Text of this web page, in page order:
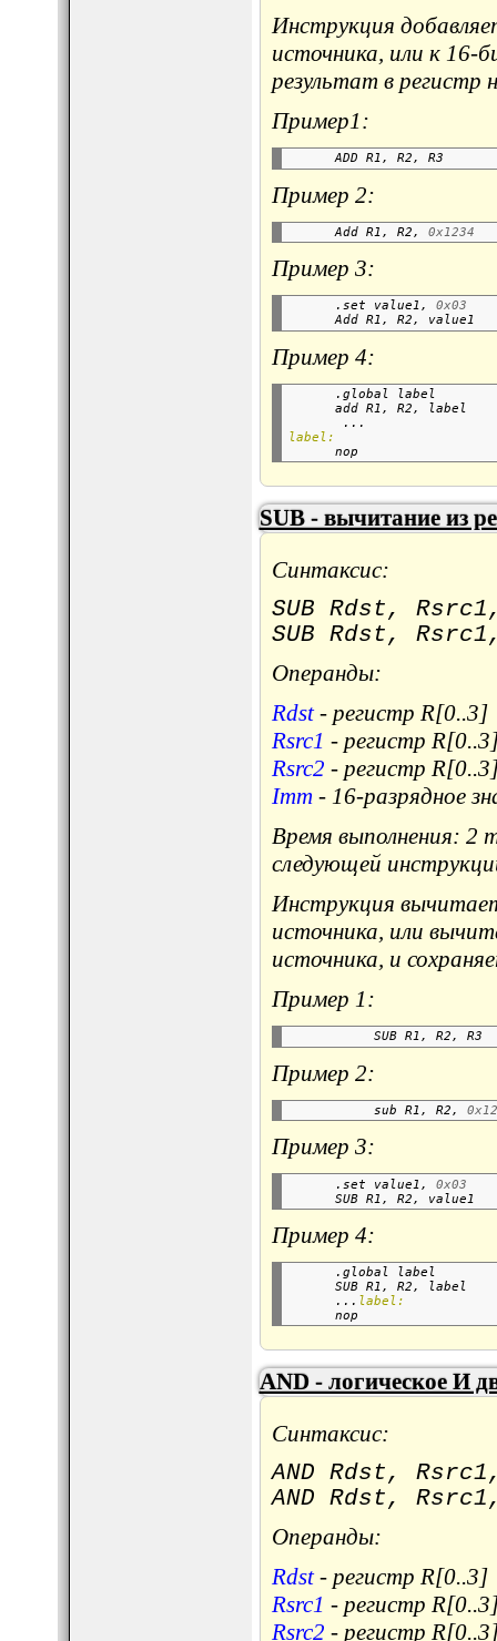
Инструкция
источника, или к 16-
результат в регистр
Пример1:
ADD R1, R2,
Пример 2:
      Add R1, R2,
0x1234
Пример 3:
      .set value1,
0x03
Add R1, R2,
Пример 4:
.global
add R1, R2,
       ...
label:
SUB - вычитание из
Синтаксис:
SUB Rdst,
SUB Rdst,
Операнды:
Rdst- регистр R[0..3]
Rsrc1 - регистр
Rsrc2 - регистр
Imm- 16-разрядное
Время выполнения: 2
следующей
Инструкция
источника, или
источника, и
Пример 1:
SUB
Пример 2:
           sub R1, R2,
Пример 3:
      .set value1,
0x03
SUB R1, R2,
Пример 4:
.global
SUB R1, R2,
      ...
label:
AND - логическое И
Синтаксис:
AND Rdst,
AND Rdst,
Операнды:
Rdst- регистр R[0..3]
Rsrc1 - регистр
Rsrc2 - регистр